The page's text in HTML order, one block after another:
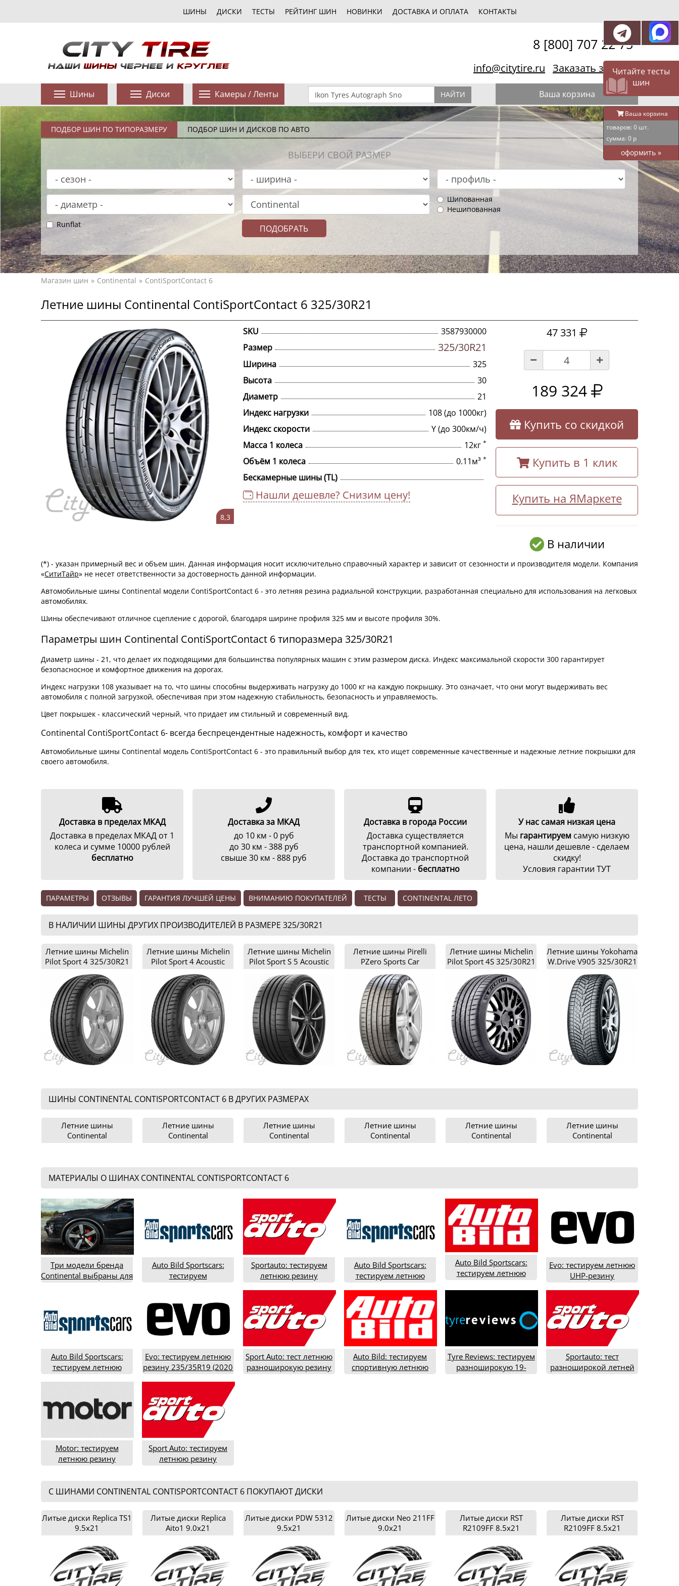
Читайте тесты
шин
Ваша корзина
товаров: 0 шт.
сумма: 0 р
оформить »
ШИНЫ ДИСКИ ТЕСТЫ РЕЙТИНГ ШИН НОВИНКИ ДОСТАВКА И ОПЛАТА КОНТАКТЫ
8 [800] 707 22 75
info@citytire.ru Заказать звонок
Шины Диски Камеры / Ленты НАЙТИ Ваша корзина
ПОДБОР ШИН ПО ТИПОРАЗМЕРУ ПОДБОР ШИН И ДИСКОВ ПО АВТО
ВЫБЕРИ СВОЙ РАЗМЕР
Шипованная
Нешипованная
Runflat
Магазин шин Continental ContiSportContact 6
Летние шины Continental ContiSportContact 6 325/30R21
8,3
SKU
3587930000
Размер
325/30R21
Ширина
325
Высота
30
Диаметр
21
Индекс нагрузки
108 (до 1000кг)
Индекс скорости
Y (до 300км/ч)
Масса 1 колеса
12кг *
Объём 1 колеса 0.11м³ *
Бескамерные шины (TL)
Нашли дешевле? Снизим цену!
47 331
189 324
Купить со скидкой
Купить в 1 клик
Купить на ЯМаркете
В наличии
(*) - указан примерный вес и объем шин. Данная информация носит исключительно справочный характер и зависит от сезонности и производителя модели. Компания
«СитиТайр» не несет ответственности за достоверность данной информации.
Автомобильные шины Continental модели ContiSportContact 6 - это летняя резина радиальной конструкции, разработанная специально для использования на легковых
автомобилях.
Шины обеспечивают отличное сцепление с дорогой, благодаря ширине профиля 325 мм и высоте профиля 30%.
Параметры шин Continental ContiSportContact 6 типоразмера 325/30R21
Диаметр шины - 21, что делает их подходящими для большинства популярных машин с этим размером диска. Индекс максимальной скорости 300 гарантирует
безопасносное и комфортное движения на дорогах.
Индекс нагрузки 108 указывает на то, что шины способны выдерживать нагрузку до 1000 кг на каждую покрышку. Это означает, что они могут выдерживать вес
автомобиля с полной загрузкой, обеспечивая при этом надежную стабильность, безопасность и управляемость.
Цвет покрышек - классический черный, что придает им стильный и современный вид.
Continental ContiSportContact 6- всегда беспрецендентные надежность, комфорт и качество
Автомобильные шины Continental модель ContiSportContact 6 - это правильный выбор для тех, кто ищет современные качественные и надежные летние покрышки для
своего автомобиля.
Доставка в пределах МКАД
Доставка в пределах МКАД от 1
колеса и сумме 10000 рублей
бесплатно
Доставка за МКАД
до 10 км - 0 руб
до 30 км - 388 руб
свыше 30 км - 888 руб
Доставка в города России
Доставка существляется
транспортной компанией.
Доставка до транспортной
компании - бесплатно
У нас самая низкая цена
Мы гарантируем самую низкую
цена, нашли дешевле - сделаем
скидку!
Условия гарантии ТУТ
ПАРАМЕТРЫ ОТЗЫВЫ ГАРАНТИЯ ЛУЧШЕЙ ЦЕНЫ ВНИМАНИЮ ПОКУПАТЕЛЕЙ ТЕСТЫ CONTINENTAL ЛЕТО
В НАЛИЧИИ ШИНЫ ДРУГИХ ПРОИЗВОДИТЕЛЕЙ В РАЗМЕРЕ 325/30R21
Летние шины Michelin
Pilot Sport 4 325/30R21
Летние шины Michelin
Pilot Sport 4 Acoustic
325/30R21
Летние шины Michelin
Pilot Sport S 5 Acoustic
325/30R21
Летние шины Pirelli
PZero Sports Car
325/30R21
Летние шины Michelin
Pilot Sport 4S 325/30R21
Летние шины Yokohama
W.Drive V905 325/30R21
ШИНЫ CONTINENTAL CONTISPORTCONTACT 6 В ДРУГИХ РАЗМЕРАХ
Летние шины
Continental
ContiSportContact 6
Летние шины
Continental
ContiSportContact 6
Летние шины
Continental
ContiSportContact 6
Летние шины
Continental
ContiSportContact 6
Летние шины
Continental
ContiSportContact 6
Летние шины
Continental
ContiSportContact 6
МАТЕРИАЛЫ О ШИНАХ CONTINENTAL CONTISPORTCONTACT 6
Три модели бренда
Continental выбраны для
Auto Bild Sportscars:
тестируем
резину в типоразмерах
245/35R19 и 265/35R19
(2020 год)
Sportauto: тестируем
летнюю резину
Auto Bild Sportscars:
тестируем летнюю
235/35R19 (2017)
Auto Bild Sportscars:
тестируем летнюю
резину R20 дюймов
Evo: тестируем летнюю
UHP-резину
Auto Bild Sportscars:
тестируем летнюю
Evo: тестируем летнюю
резину 235/35R19 (2020
Sport Auto: тест летнюю
разноширокую резину
Auto Bild: тестируем
спортивную летнюю
Tyre Reviews: тестируем
разноширокую 19-
Sportauto: тест
разноширокой летней
Motor: тестируем
летнюю резину
235/35ZR19 (2019 год)
Sport Auto: тестируем
летнюю резину
(2016 год)
С ШИНАМИ CONTINENTAL CONTISPORTCONTACT 6 ПОКУПАЮТ ДИСКИ
Литые диски Replica TS1
9.5x21
Литые диски Replica
Aito1 9.0x21
Литые диски PDW 5312
9.5x21
Литые диски Neo 211FF
9.0x21
Литые диски RST
R2109FF 8.5x21
Литые диски RST
R2109FF 8.5x21